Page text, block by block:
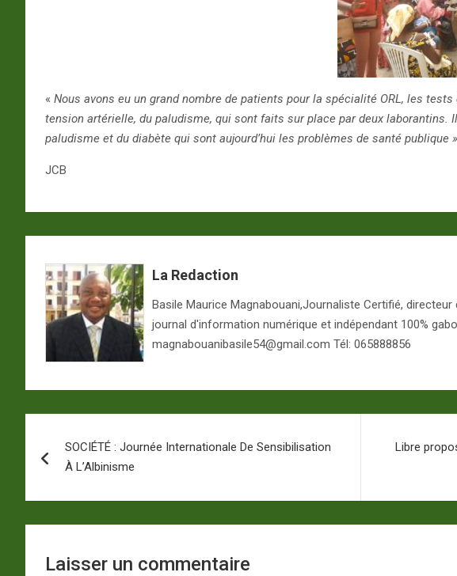
« Nous avons eu un grand nombre de patients pour la spécialité ORL, les tests
tension artérielle, du paludisme, qui sont faits sur place par deux laborantins.
paludisme et du diabète qui sont aujourd’hui les problèmes de santé publique
JCB
La Redaction
Basile Maurice Magnabouani,Journaliste Certifié,
journal d'information numérique et indépendant 100%
magnabouanibasile54@gmail.com Tél: 065888856
de
l’article
SOCIÉTÉ : Journée Internationale De Sensibilisation
À L’Albinisme
Libre
Laisser un commentaire